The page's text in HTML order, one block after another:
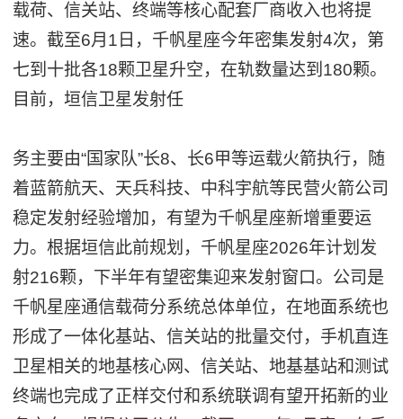
载荷、信关站、终端等核心配套厂商收入也将提
速。截至6月1日，千帆星座今年密集发射4次，第
七到十批各18颗卫星升空，在轨数量达到180颗。
目前，垣信卫星发射任
务主要由“国家队”长8、长6甲等运载火箭执行，随
着蓝箭航天、天兵科技、中科宇航等民营火箭公司
稳定发射经验增加，有望为千帆星座新增重要运
力。根据垣信此前规划，千帆星座2026年计划发
射216颗，下半年有望密集迎来发射窗口。公司是
千帆星座通信载荷分系统总体单位，在地面系统也
形成了一体化基站、信关站的批量交付，手机直连
卫星相关的地基核心网、信关站、地基基站和测试
终端也完成了正样交付和系统联调有望开拓新的业